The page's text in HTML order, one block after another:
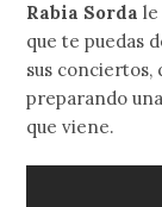
Rabia Sorda le
que te puedas
sus conciertos,
preparando
que viene.